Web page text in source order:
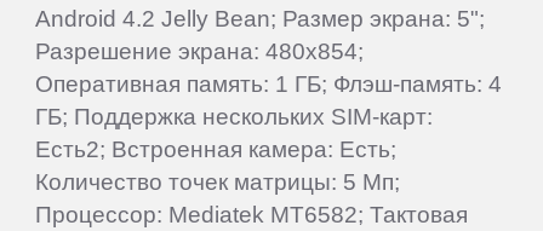
Android 4.2 Jelly Bean; Размер экрана: 5";
Разрешение экрана: 480x854;
Оперативная память: 1 ГБ; Флэш-память: 4
ГБ; Поддержка нескольких SIM-карт:
Есть2; Встроенная камера: Есть;
Количество точек матрицы: 5 Мп;
Процессор: Mediatek MT6582; Тактовая
Keecoo
Keneksi
Lenovo